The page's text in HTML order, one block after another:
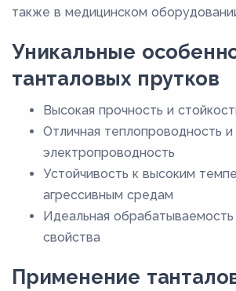
также в медицинском
Уникальные
танталовых прутков
Высокая прочность и
Отличная теплопроводность и
электропроводность
Устойчивость к высоким
агрессивным средам
Идеальная
свойства
Применение